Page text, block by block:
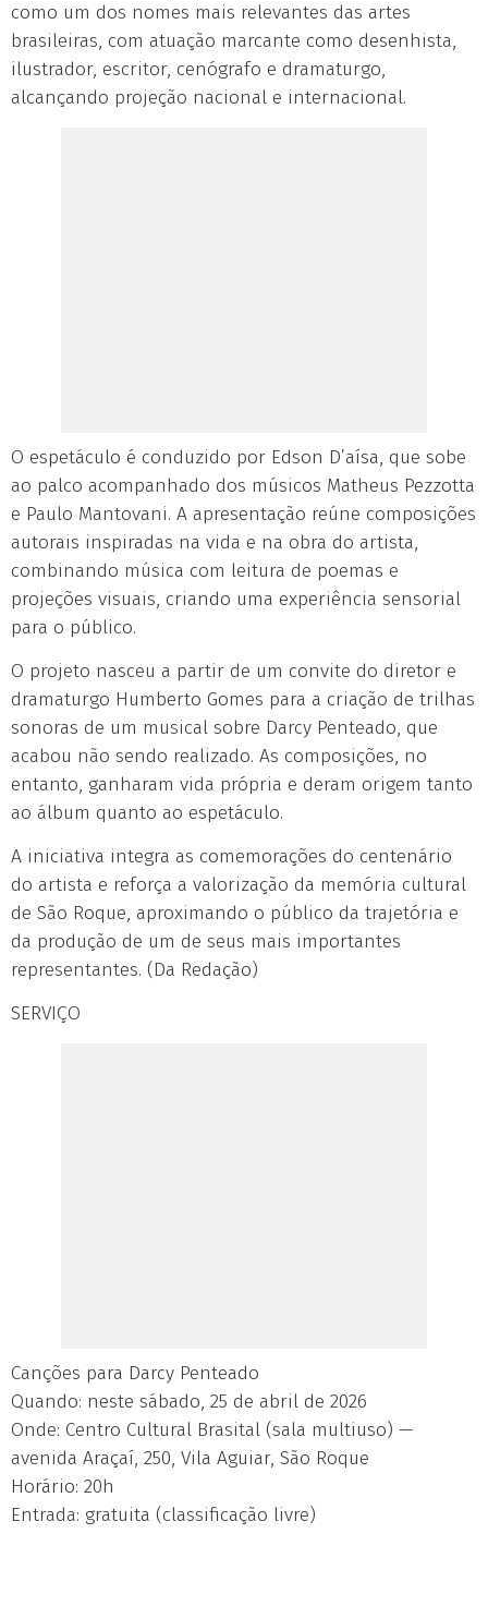
como um dos nomes mais relevantes das artes
brasileiras, com atuação marcante como desenhista,
ilustrador, escritor, cenógrafo e dramaturgo,
alcançando projeção nacional e internacional.
O espetáculo é conduzido por Edson D’aísa, que sobe
ao palco acompanhado dos músicos Matheus Pezzotta
e Paulo Mantovani. A apresentação reúne composições
autorais inspiradas na vida e na obra do artista,
combinando música com leitura de poemas e
projeções visuais, criando uma experiência sensorial
para o público.
O projeto nasceu a partir de um convite do diretor e
dramaturgo Humberto Gomes para a criação de trilhas
sonoras de um musical sobre Darcy Penteado, que
acabou não sendo realizado. As composições, no
entanto, ganharam vida própria e deram origem tanto
ao álbum quanto ao espetáculo.
A iniciativa integra as comemorações do centenário
do artista e reforça a valorização da memória cultural
de São Roque, aproximando o público da trajetória e
da produção de um de seus mais importantes
representantes. (Da Redação)
SERVIÇO
Canções para Darcy Penteado
Quando: neste sábado, 25 de abril de 2026
Onde: Centro Cultural Brasital (sala multiuso) —
avenida Araçaí, 250, Vila Aguiar, São Roque
Horário: 20h
Entrada: gratuita (classificação livre)